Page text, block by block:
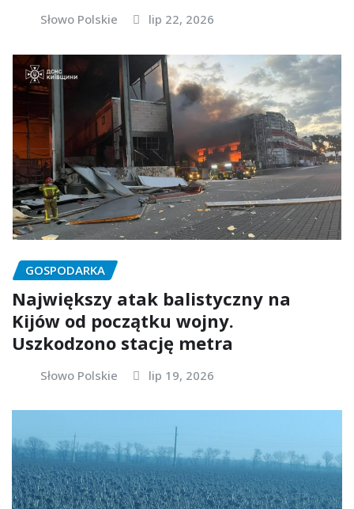
Słowo Polskie lip 22, 2026
GOSPODARKA
Największy atak balistyczny na
Kijów od początku wojny.
Uszkodzono stację metra
Słowo Polskie lip 19, 2026